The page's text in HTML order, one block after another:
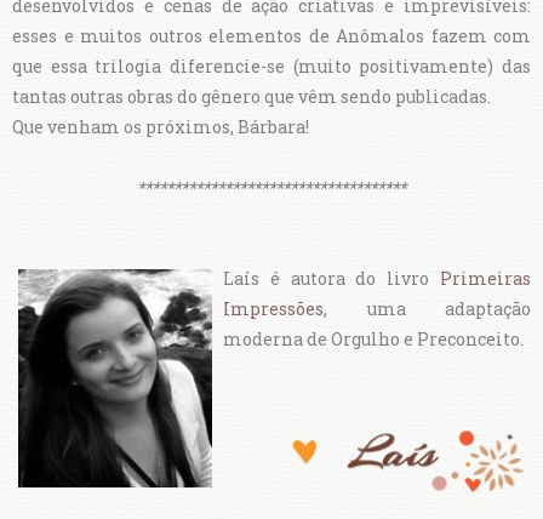
desenvolvidos e cenas de ação criativas e imprevisíveis:
esses e muitos outros elementos de Anômalos fazem com
que essa trilogia diferencie-se (muito positivamente) das
tantas outras obras do gênero que vêm sendo publicadas.
Que venham os próximos, Bárbara!
*************************************
Laís é autora do livro Primeiras
Impressões, uma adaptação
moderna de Orgulho e Preconceito.